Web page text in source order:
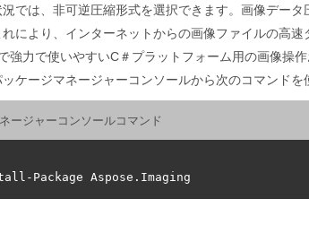
では、非可逆圧縮形式を選択できます。画像デー
により、インターネットからの画像ファイルの高
強力で使いやすいC＃プラットフォーム用の画像操
ッケージマネージャーコンソールから次のコマンドを
ージャーコンソールコマンド